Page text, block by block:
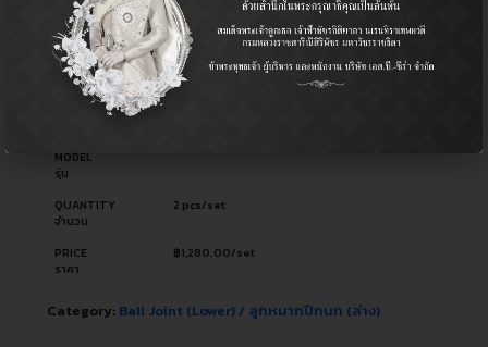
OEM NO.
รหัสอะไหล่ผู้ผลิต
43330-09295
PART TYPE
ประเภทอะไหล่
Ball Joint (Lower) / ลูกหมากปีกนก (ล่าง)
USED FOR
MODEL
รุ่น
QUANTITY
จำนวน
2 pcs/set
PRICE
ราคา
฿1,280.00/set
Category: Ball Joint (Lower) / ลูกหมากปีกนก (ล่าง)